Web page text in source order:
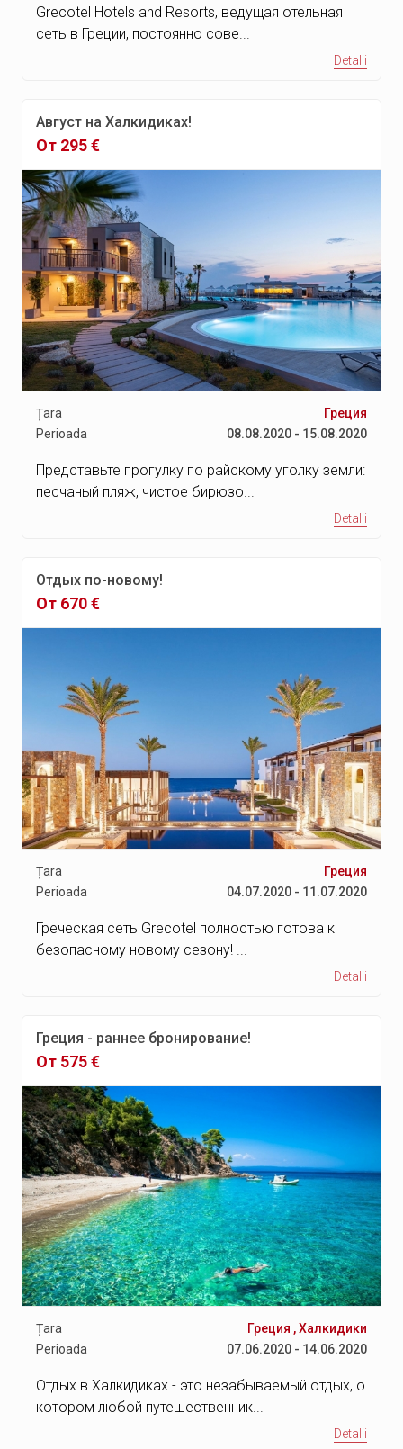
Grecotel Hotels and Resorts, ведущая отельная
сеть в Греции, постоянно сове...
Detalii
Август на Халкидиках!
От 295 €
Țara
Греция
Perioada
08.08.2020 - 15.08.2020
Представьте прогулку по райскому уголку земли:
песчаный пляж, чистое бирюзо...
Detalii
Отдых по-новому!
От 670 €
Țara
Греция
Perioada
04.07.2020 - 11.07.2020
Греческая сеть Grecotel полностью готова к
безопасному новому сезону! ...
Detalii
Греция - раннее бронирование!
От 575 €
Țara Греция ,Халкидики
Perioada
07.06.2020 - 14.06.2020
Отдых в Халкидиках - это незабываемый отдых, о
котором любой путешественник...
Detalii